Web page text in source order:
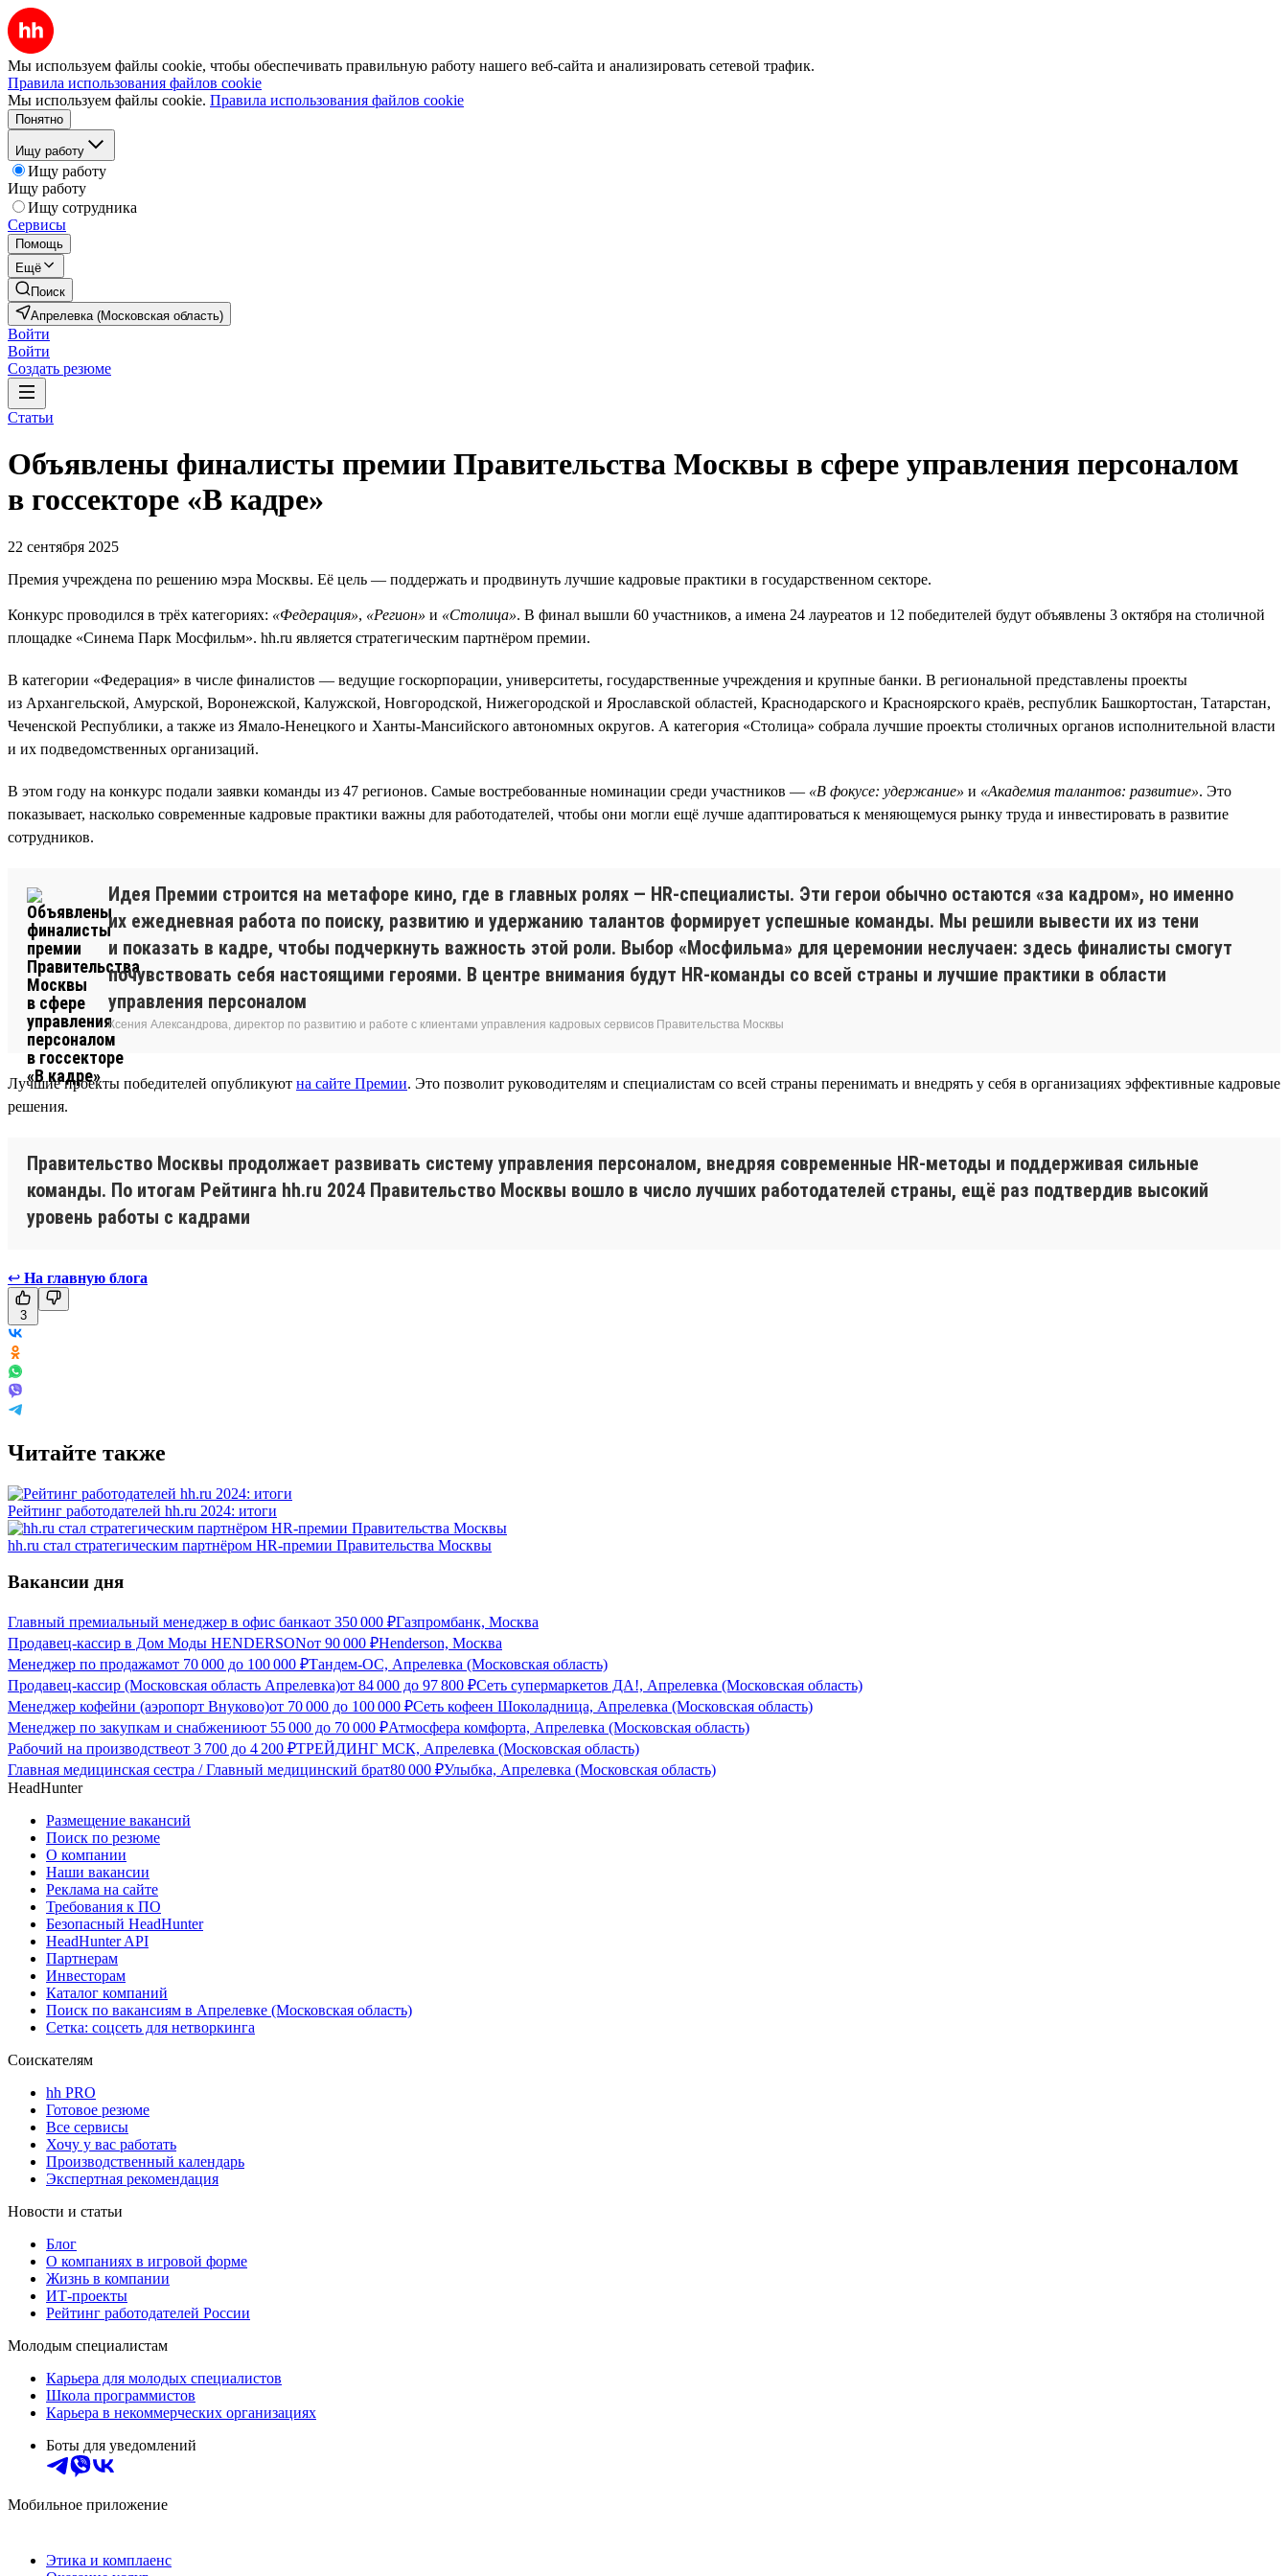
Мы используем файлы cookie, чтобы обеспечивать правильную работу нашего веб-сайта и анализировать сетевой трафик.
Правила использования файлов cookie
Мы используем файлы cookie. Правила использования файлов cookie
Понятно
Ищу работу
Ищу работу
Ищу работу
Ищу сотрудника
Сервисы
Помощь
Ещё
Поиск
Апрелевка (Московская область)
Войти
Войти
Создать резюме
Статьи
Объявлены финалисты премии Правительства Москвы в сфере управления персоналом
в госсекторе «В кадре»
22 сентября 2025
Премия учреждена по решению мэра Москвы. Её цель — поддержать и продвинуть лучшие кадровые практики в государственном секторе.
Конкурс проводился в трёх категориях: «Федерация», «Регион» и «Столица». В финал вышли 60 участников, а имена 24 лауреатов и 12 победителей будут объявлены 3 октября на столичной
площадке «Синема Парк Мосфильм». hh.ru является стратегическим партнёром премии.
В категории «Федерация» в числе финалистов — ведущие госкорпорации, университеты, государственные учреждения и крупные банки. В региональной представлены проекты
из Архангельской, Амурской, Воронежской, Калужской, Новгородской, Нижегородской и Ярославской областей, Краснодарского и Красноярского краёв, республик Башкортостан, Татарстан,
Чеченской Республики, а также из Ямало-Ненецкого и Ханты-Мансийского автономных округов. А категория «Столица» собрала лучшие проекты столичных органов исполнительной власти
и их подведомственных организаций.
В этом году на конкурс подали заявки команды из 47 регионов. Самые востребованные номинации среди участников — «В фокусе: удержание» и «Академия талантов: развитие». Это
показывает, насколько современные кадровые практики важны для работодателей, чтобы они могли ещё лучше адаптироваться к меняющемуся рынку труда и инвестировать в развитие
сотрудников.
Идея Премии строится на метафоре кино, где в главных ролях — HR-специалисты. Эти герои обычно остаются «за кадром», но именно
их ежедневная работа по поиску, развитию и удержанию талантов формирует успешные команды. Мы решили вывести их из тени
и показать в кадре, чтобы подчеркнуть важность этой роли. Выбор «Мосфильма» для церемонии неслучаен: здесь финалисты смогут
почувствовать себя настоящими героями. В центре внимания будут HR-команды со всей страны и лучшие практики в области
управления персоналом
Ксения Александрова, директор по развитию и работе с клиентами управления кадровых сервисов Правительства Москвы
Лучшие проекты победителей опубликуют на сайте Премии. Это позволит руководителям и специалистам со всей страны перенимать и внедрять у себя в организациях эффективные кадровые
решения.
Правительство Москвы продолжает развивать систему управления персоналом, внедряя современные HR-методы и поддерживая сильные
команды. По итогам Рейтинга hh.ru 2024 Правительство Москвы вошло в число лучших работодателей страны, ещё раз подтвердив высокий
уровень работы с кадрами
↩ На главную блога
3
Читайте также
Рейтинг работодателей hh.ru 2024: итоги
hh.ru стал стратегическим партнёром HR-премии Правительства Москвы
Вакансии дня
Главный премиальный менеджер в офис банкаот 350 000 ₽Газпромбанк, Москва
Продавец-кассир в Дом Моды HENDERSONот 90 000 ₽Henderson, Москва
Менеджер по продажамот 70 000 до 100 000 ₽Тандем-ОС, Апрелевка (Московская область)
Продавец-кассир (Московская область Апрелевка)от 84 000 до 97 800 ₽Сеть супермаркетов ДА!, Апрелевка (Московская область)
Менеджер кофейни (аэропорт Внуково)от 70 000 до 100 000 ₽Сеть кофеен Шоколадница, Апрелевка (Московская область)
Менеджер по закупкам и снабжениюот 55 000 до 70 000 ₽Атмосфера комфорта, Апрелевка (Московская область)
Рабочий на производствеот 3 700 до 4 200 ₽ТРЕЙДИНГ МСК, Апрелевка (Московская область)
Главная медицинская сестра / Главный медицинский брат80 000 ₽Улыбка, Апрелевка (Московская область)
HeadHunter
Размещение вакансий
Поиск по резюме
О компании
Наши вакансии
Реклама на сайте
Требования к ПО
Безопасный HeadHunter
HeadHunter API
Партнерам
Инвесторам
Каталог компаний
Поиск по вакансиям в Апрелевке (Московская область)
Сетка: соцсеть для нетворкинга
Соискателям
hh PRO
Готовое резюме
Все сервисы
Хочу у вас работать
Производственный календарь
Экспертная рекомендация
Новости и статьи
Блог
О компаниях в игровой форме
Жизнь в компании
ИТ-проекты
Рейтинг работодателей России
Молодым специалистам
Карьера для молодых специалистов
Школа программистов
Карьера в некоммерческих организациях
Боты для уведомлений
Мобильное приложение
Этика и комплаенс